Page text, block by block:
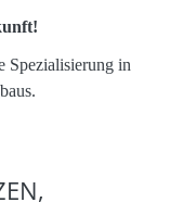
Spezialisierung in